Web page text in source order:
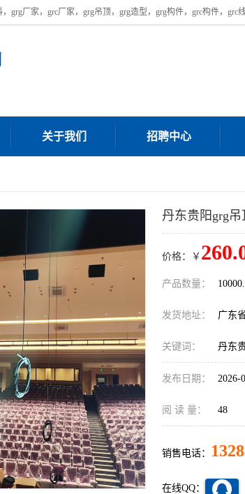
关于我们 招聘中心
丹东贵阳grg
价格：￥
产品数量：
发货地址： 广东
关键词： 丹东
发布日期： 2026-
阅 读 量： 48
销售电话：
在线QQ：